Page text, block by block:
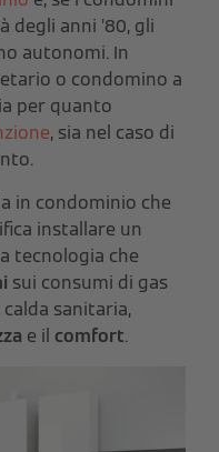
anni ’80, gli
autonomi. In
o condomino a
per quanto
, sia nel caso di
in condominio che
installare un
tecnologia che
sui consumi di gas
sanitaria,
e il comfort.